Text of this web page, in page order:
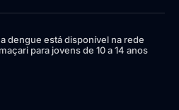
dengue está disponível na rede
para jovens de 10 a 14 anos